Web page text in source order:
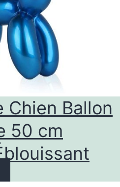
Chien Ballon
50 cm